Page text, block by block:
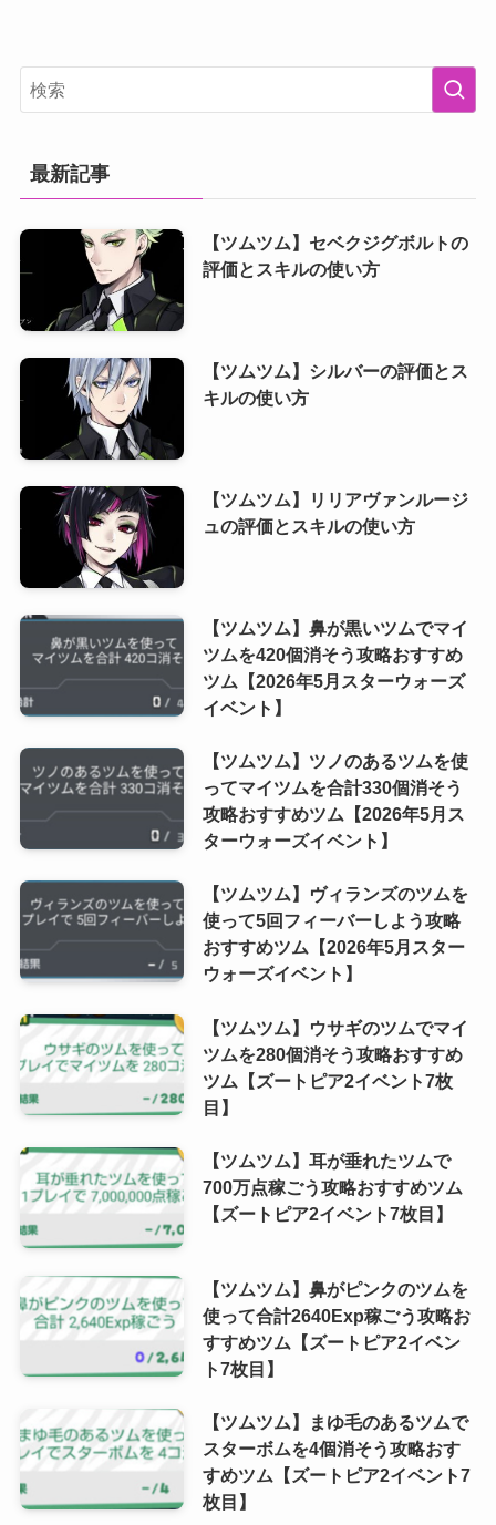
最新記事
【ツムツム】セベクジグボルトの
評価とスキルの使い方
【ツムツム】シルバーの評価とス
キルの使い方
【ツムツム】リリアヴァンルージ
ュの評価とスキルの使い方
【ツムツム】鼻が黒いツムでマイ
ツムを420個消そう攻略おすすめ
ツム【2026年5月スターウォーズ
イベント】
【ツムツム】ツノのあるツムを使
ってマイツムを合計330個消そう
攻略おすすめツム【2026年5月ス
ターウォーズイベント】
【ツムツム】ヴィランズのツムを
使って5回フィーバーしよう攻略
おすすめツム【2026年5月スター
ウォーズイベント】
【ツムツム】ウサギのツムでマイ
ツムを280個消そう攻略おすすめ
ツム【ズートピア2イベント7枚
目】
【ツムツム】耳が垂れたツムで
700万点稼ごう攻略おすすめツム
【ズートピア2イベント7枚目】
【ツムツム】鼻がピンクのツムを
使って合計2640Exp稼ごう攻略お
すすめツム【ズートピア2イベン
ト7枚目】
【ツムツム】まゆ毛のあるツムで
スターボムを4個消そう攻略おす
すめツム【ズートピア2イベント7
枚目】